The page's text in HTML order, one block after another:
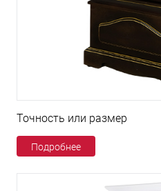
Точность или размер
Подробнее